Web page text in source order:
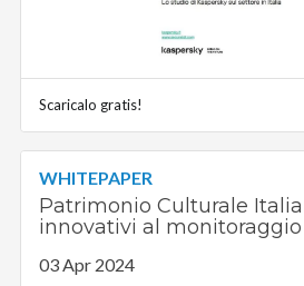
Scaricalo gratis!
WHITEPAPER
Patrimonio Culturale
innovativi al monitoraggio
03 Apr 2024